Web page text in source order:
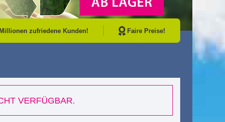
zufriedene Kunden! Faire Preise!
VERFÜGBAR.